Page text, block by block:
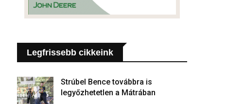
Legfrissebb cikkeink
Strúbel Bence továbbra is
legyőzhetetlen a Mátrában